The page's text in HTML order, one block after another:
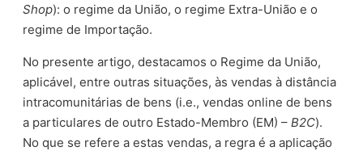
Shop): o regime da União, o regime Extra-União e o
regime de Importação.
No presente artigo, destacamos o Regime da União,
aplicável, entre outras situações, às vendas à distância
intracomunitárias de bens (i.e., vendas online de bens
a particulares de outro Estado-Membro (EM) –B2C).
No que se refere a estas vendas, a regra é a aplicação